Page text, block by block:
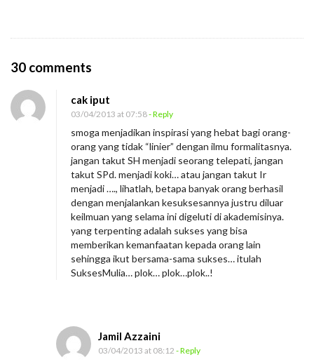
30 comments
I
o
v
e
Y
o
u
S
h
cak iput
03/04/2013 at 07:58- Reply
smoga menjadikan inspirasi yang hebat bagi orang-
orang yang tidak “linier” dengan ilmu formalitasnya.
jangan takut SH menjadi seorang telepati, jangan
takut SPd. menjadi koki… atau jangan takut Ir
menjadi …., lihatlah, betapa banyak orang berhasil
dengan menjalankan kesuksesannya justru diluar
keilmuan yang selama ini digeluti di akademisinya.
yang terpenting adalah sukses yang bisa
memberikan kemanfaatan kepada orang lain
sehingga ikut bersama-sama sukses… itulah
SuksesMulia… plok… plok…plok..!
Jamil Azzaini
03/04/2013 at 08:12 - Reply